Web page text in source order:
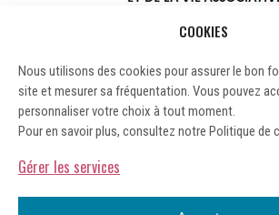
COOKIES
Nous utilisons des cookies pour assurer le bon
site et mesurer sa fréquentation. Vous pouvez
personnaliser votre choix à tout moment.
Pour en savoir plus, consultez notre Politique de
Gérer les services